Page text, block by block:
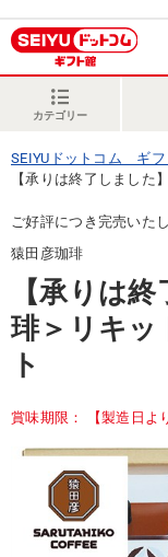
カテゴリー
SEIYUドットコム ギフ
【承りは終了しました
ご好評につき完売いた
猿田彦珈琲
【承りは
琲＞リキッ
ト
賞味期限： 【製造日よ